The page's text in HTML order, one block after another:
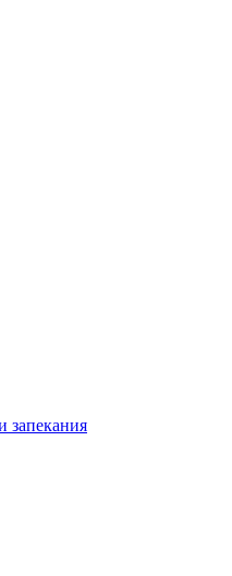
запекания